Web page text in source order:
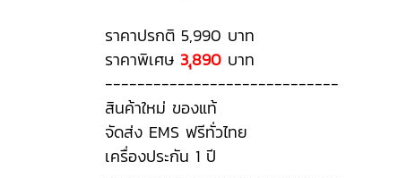
ราคาปรกติ 5,990 บาท
ราคาพิเศษ 3,ุ890 บาท
-----------------------------
สินค้าใหม่ ของแท้
จัดส่ง EMS ฟรีทั่วไทย
เครื่องประกัน 1 ปี